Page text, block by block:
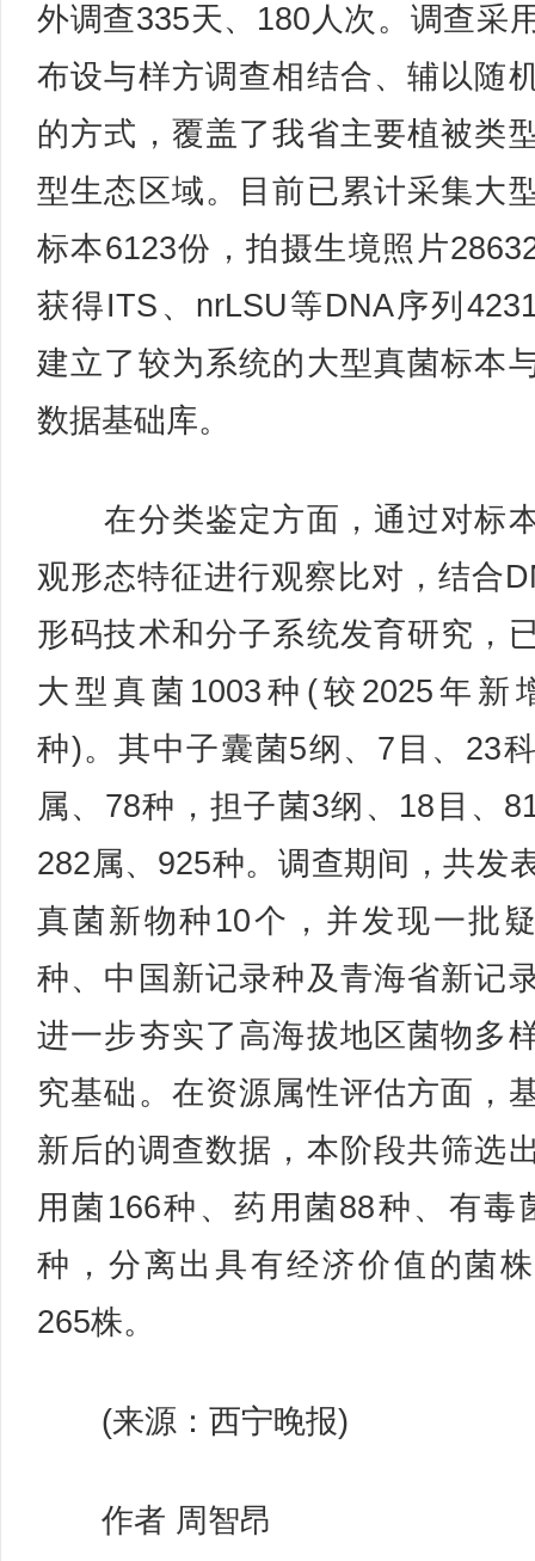
外调查335天、180人次。调查采
布设与样方调查相结合、辅以随
的方式，覆盖了我省主要植被类
型生态区域。目前已累计采集大
标本6123份，拍摄生境照片
获得ITS、nrLSU等DNA序列
建立了较为系统的大型真菌标本
数据基础库。
在分类鉴定方面，通过对标
观形态特征进行观察比对，结合
形码技术和分子系统发育研究，
大型真菌1003种(较2025年新
种)。其中子囊菌5纲、7目、23
属、78种，担子菌3纲、18目、
282属、925种。调查期间，共发
真菌新物种10个，并发现一批
种、中国新记录种及青海省新记
进一步夯实了高海拔地区菌物多
究基础。在资源属性评估方面，
新后的调查数据，本阶段共筛选
用菌166种、药用菌88种、有毒
种，分离出具有经济价值的菌
265株。
(来源：西宁晚报)
作者 周智昂